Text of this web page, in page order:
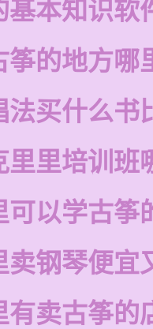
基本知识软
筝的地方哪
法买什么书
里里培训班
可以学古筝
卖钢琴便宜
有卖古筝的